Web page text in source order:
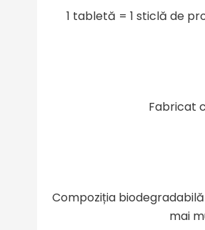
1 tabletă = 1 sticlă de
Fabricat
Compoziția
mai